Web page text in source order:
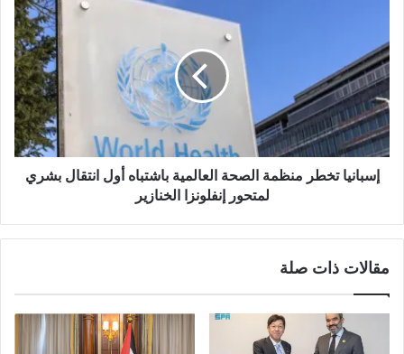
إسبانيا تخطر منظمة الصحة العالمية باشتباه أول انتقال بشري
لمتحور إنفلونزا الخنازير
مقالات ذات صلة